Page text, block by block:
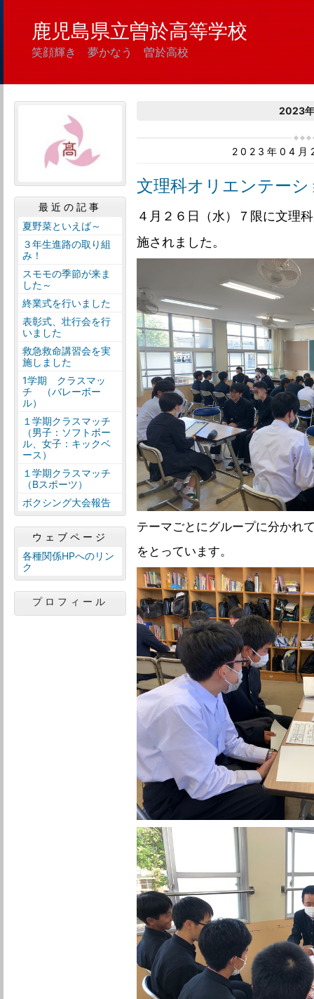
鹿児島県立曽於高等学校
笑顔輝き 夢かなう 曽於高校
2023
2023年04月
文理科オリエンテーシ
４月２６日（水）７限に文理
施されました。
テーマごとにグループに分かれ
をとっています。
最近の記事
夏野菜といえば～
３年生進路の取り組
み！
スモモの季節が来ま
した～
終業式を行いました
表彰式、壮行会を行
いました
救急救命講習会を実
施しました
1学期 クラスマッ
チ （バレーボー
ル）
１学期クラスマッチ
（男子：ソフトボー
ル、女子：キックベ
ース）
１学期クラスマッチ
（Bスポーツ）
ボクシング大会報告
ウェブページ
各種関係HPへのリン
ク
プロフィール